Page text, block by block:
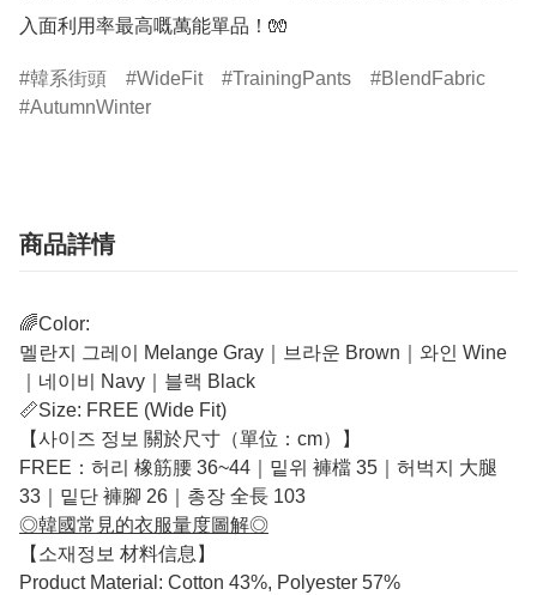
入面利用率最高嘅萬能單品！🧤
韓系街頭 WideFit TrainingPants
BlendFabric
AutumnWinter
商品詳情
🌈Color:
멜란지 그레이 Melange Gray｜브라운 Brown｜와인 Wine
｜네이비 Navy｜블랙 Black
📏Size: FREE (Wide Fit)
【사이즈 정보 關於尺寸（單位：cm）】
FREE：허리 橡筋腰 36~44｜밑위 褲檔 35｜허벅지 大腿
33｜밑단 褲腳 26｜총장 全長 103
◎韓國常見的衣服量度圖解◎
【소재정보 材料信息】
Product Material: Cotton 43%, Polyester 57%